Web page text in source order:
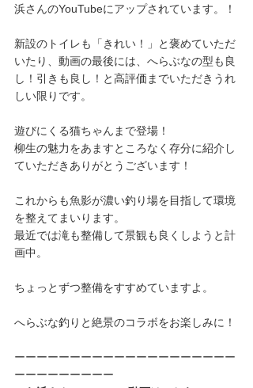
浜さんのYouTubeにアップされています。！
新設のトイレも「きれい！」と褒めていただ
いたり、動画の最後には、へらぶなの型も良
し！引きも良し！と高評価までいただきうれ
しい限りです。
遊びにくる猫ちゃんまで登場！
柳生の魅力をあますところなく存分に紹介し
ていただきありがとうございます！
これからも魚影が濃い釣り場を目指して環境
を整えてまいります。
最近では滝も整備して景観も良くしようと計
画中。
ちょっとずつ整備をすすめていますよ。
へらぶな釣りと絶景のコラボをお楽しみに！
ーーーーーーーーーーーーーーーーーーーー
ーーーーーーーーー